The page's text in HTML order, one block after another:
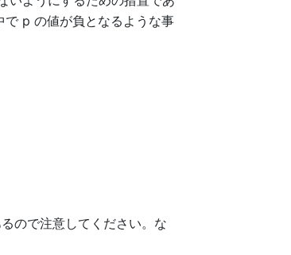
p の値が負となるような事
ので注意してください。な